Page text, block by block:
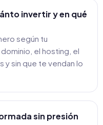
invertir y en qué
según tu
el hosting, el
y sin que te vendan lo
sin presión